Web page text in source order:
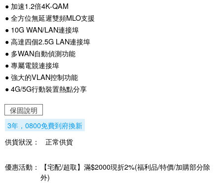
● 加速1.2倍4K-QAM
● 全方位無延遲雙頻MLO支援
● 10G WAN/LAN連接埠
● 高達四個2.5G LAN連接埠
● 多WAN自動偵測功能
● 專屬電競連接埠
● 強大的VLAN控制功能
● 4G/5G行動裝置熱點分享
保固說明
3年，0800免費到府換新
供貨狀況：
正常供貨
優惠活動：
【宅配/超取】滿$2000現折2%(福利品/特價/加購部分除
外)